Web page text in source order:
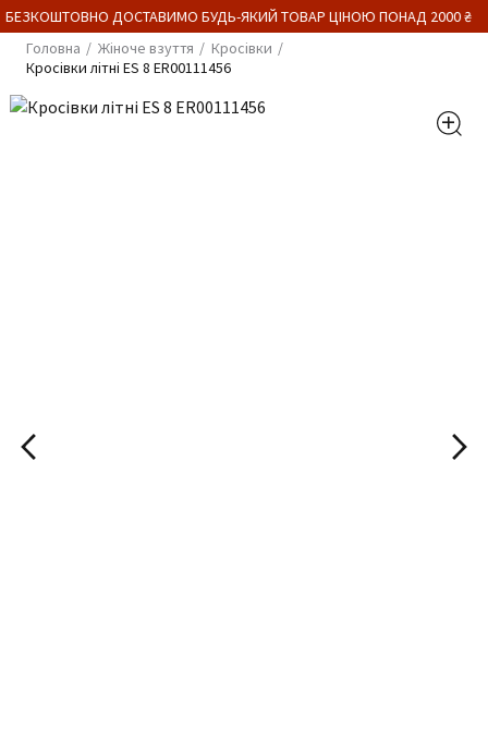
ДОСТАВИМО БУДЬ-ЯКИЙ ТОВАР ЦІНОЮ ПОНАД 2000 ₴
Головна
Жіноче взуття
Кросівки
Кросівки літні ES 8 ER00111456